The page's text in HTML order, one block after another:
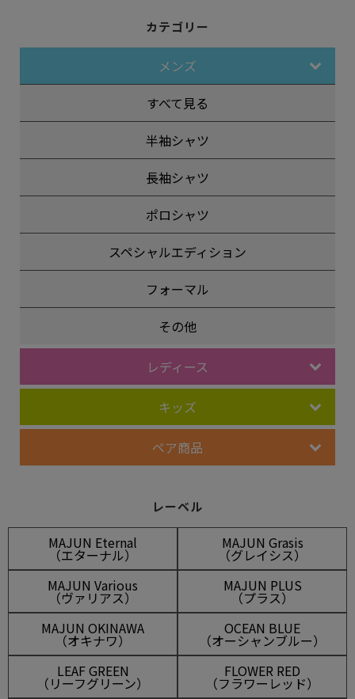
カテゴリー
メンズ
すべて見る
半袖シャツ
長袖シャツ
ポロシャツ
スペシャルエディション
フォーマル
その他
レディース
キッズ
ペア商品
レーベル
MAJUN Eternal
（エターナル）
MAJUN Grasis
（グレイシス）
MAJUN Various
（ヴァリアス）
MAJUN PLUS
（プラス）
MAJUN OKINAWA
（オキナワ）
OCEAN BLUE
（オーシャンブルー）
LEAF GREEN
（リーフグリーン）
FLOWER RED
（フラワーレッド）